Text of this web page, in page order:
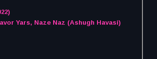
Yars, Naze Naz (Ashugh Havasi)